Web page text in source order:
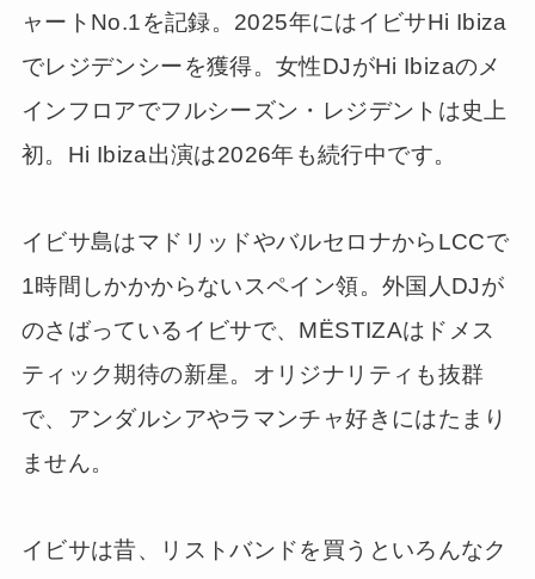
ャートNo.1を記録。2025年にはイビサHi Ibiza
でレジデンシーを獲得。女性DJがHi Ibizaのメ
インフロアでフルシーズン・レジデントは史上
初。Hi Ibiza出演は2026年も続行中です。
イビサ島はマドリッドやバルセロナからLCCで
1時間しかかからないスペイン領。外国人DJが
のさばっているイビサで、MËSTIZAはドメス
ティック期待の新星。オリジナリティも抜群
で、アンダルシアやラマンチャ好きにはたまり
ません。
イビサは昔、リストバンドを買うといろんなク